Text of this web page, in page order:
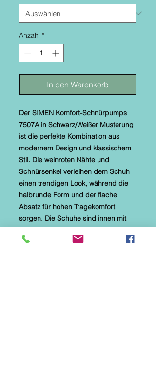
Anzahl *
In den Warenkorb
Der SIMEN Komfort-Schnürpumps
7507A in Schwarz/Weißer Musterung
ist die perfekte Kombination aus
modernem Design und klassischem
Stil. Die weinroten Nähte und
Schnürsenkel verleihen dem Schuh
einen trendigen Look, während die
halbrunde Form und der flache
Absatz für hohen Tragekomfort
sorgen. Die Schuhe sind innen mit
Lederdecksohle ausgestattet, die